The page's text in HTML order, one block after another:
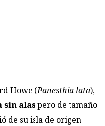
Howe (Panesthia lata),
sin alaspero de tamaño
de su isla de origen